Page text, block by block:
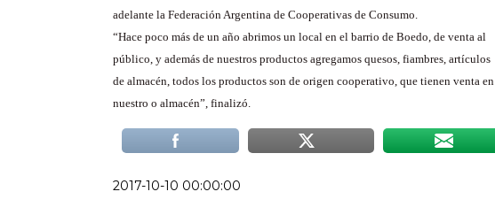
adelante la Federación Argentina de Cooperativas de Consumo.
“Hace poco más de un año abrimos un local en el barrio de Boedo, de venta al
público, y además de nuestros productos agregamos quesos, fiambres, artículos
de almacén, todos los productos son de origen cooperativo, que tienen venta en
nuestro o almacén”, finalizó.
2017-10-10 00:00:00